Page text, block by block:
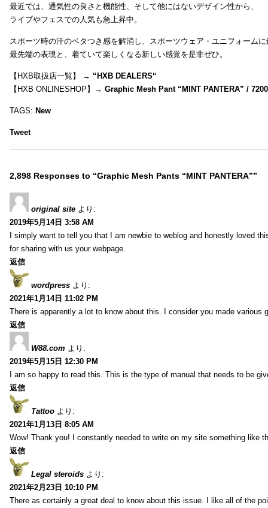
最近では、通気性の良さと機能性、そして他にはないデザイン性から、
ライブやフェスでの人気も急上昇中。
スポーツ時の汗のベタつき感を解消し、スポーツウェア・ユニフォーム
最先端の表現と、着ていて楽しくなる新しい感覚を是非ぜひ。
【HXB取扱店一覧】 → “HXB DEALERS“
【HXB ONLINESHOP】→ Graphic Mesh Pant “MINT PANTERA” /
TAGS: New
Tweet
2,898 Responses to “Graphic Mesh Pants “MINT PANTERA””
original site より:
2019年5月14日 3:58 AM
I simply want to tell you that I am newbie to weblog and honestly loved
for sharing with us your webpage.
返信
wordpress より:
2021年1月14日 11:02 PM
There is apparently a lot to know about this. I consider you made various
返信
W88.com より:
2019年5月15日 12:30 PM
I am so happy to read this. This is the type of manual that needs to be
返信
Tattoo より:
2021年1月13日 8:05 AM
Wow! Thank you! I constantly needed to write on my site something like
返信
Legal steroids より:
2021年2月23日 10:10 PM
There as certainly a great deal to know about this issue. I like all of the